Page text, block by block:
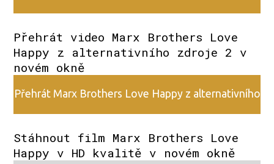
Přehrát video Marx Brothers Love
Happy z alternativního zdroje 2 v
novém okně
Přehrát Marx Brothers Love Happy z alternativního
Stáhnout film Marx Brothers Love
Happy v HD kvalitě v novém okně